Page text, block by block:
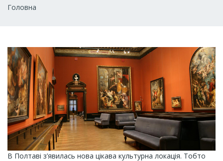
Рядок
Головна
В Полтаві з’явилась нова цікава культурна локація. Тобто